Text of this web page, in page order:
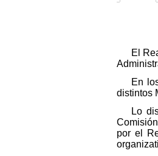
El
En
distintos
Lo
por el